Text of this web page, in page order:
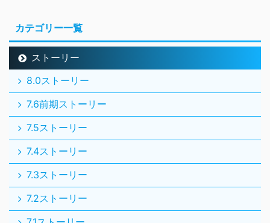
カテゴリー一覧
ストーリー
8.0ストーリー
7.6前期ストーリー
7.5ストーリー
7.4ストーリー
7.3ストーリー
7.2ストーリー